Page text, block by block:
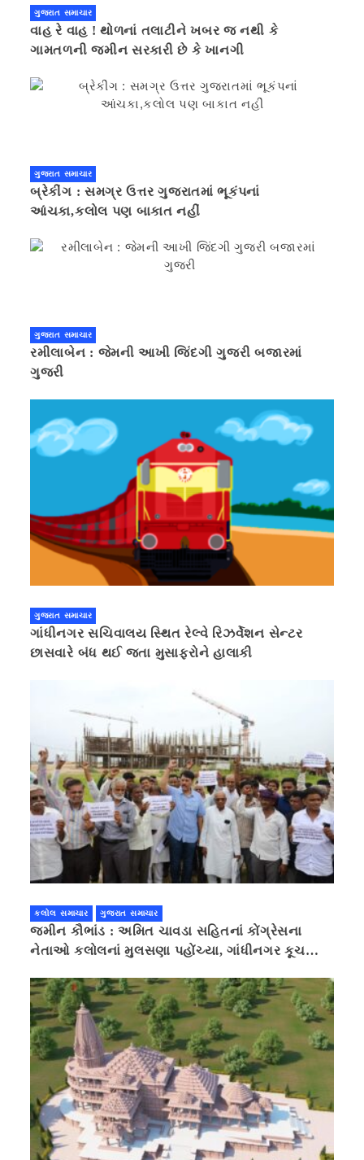
ગુજરાત સમાચાર
વાહ રે વાહ ! થોળનાં તલાટીને ખબર જ નથી કે
ગામતળની જમીન સરકારી છે કે ખાનગી
ગુજરાત સમાચાર
બ્રેકીંગ : સમગ્ર ઉત્તર ગુજરાતમાં ભૂકંપનાં
આંચકા,કલોલ પણ બાકાત નહીં
ગુજરાત સમાચાર
રમીલાબેન : જેમની આખી જિંદગી ગુજરી બજારમાં
ગુજરી
ગુજરાત સમાચાર
ગાંધીનગર સચિવાલય સ્થિત રેલ્વે રિઝર્વેશન સેન્ટર
છાસવારે બંધ થઈ જતા મુસાફરોને હાલાકી
કલોલ સમાચાર ગુજરાત સમાચાર
જમીન કૌભાંડ : અમિત ચાવડા સહિતનાં કોંગ્રેસના
નેતાઓ કલોલનાં મુલસણા પહોંચ્યા, ગાંધીનગર કૂચ